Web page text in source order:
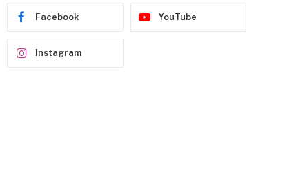
Facebook YouTube
Instagram